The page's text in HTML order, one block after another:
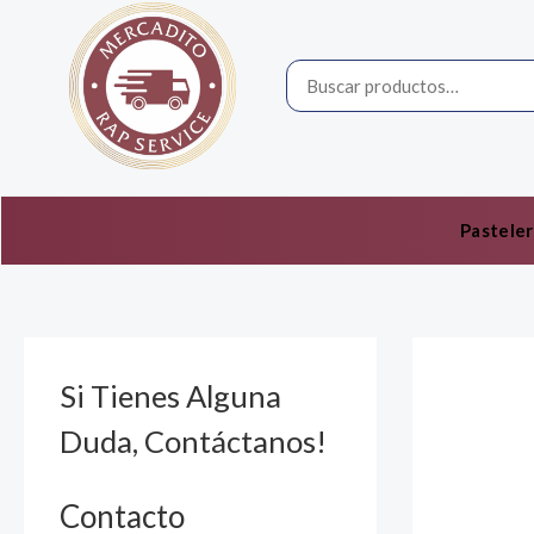
contenido
Si Tienes Alguna
Duda, Contáctanos!
Contacto